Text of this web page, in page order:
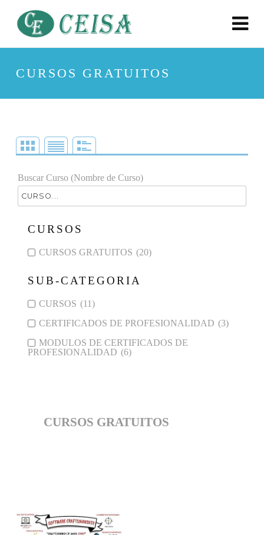
CURSOS GRATUITOS
Buscar Curso (Nombre de Curso)
CURSOS
CURSOS GRATUITOS (20)
SUB-CATEGORIA
CURSOS (11)
CERTIFICADOS DE PROFESIONALIDAD (3)
MODULOS DE CERTIFICADOS DE
PROFESIONALIDAD (6)
CURSOS GRATUITOS